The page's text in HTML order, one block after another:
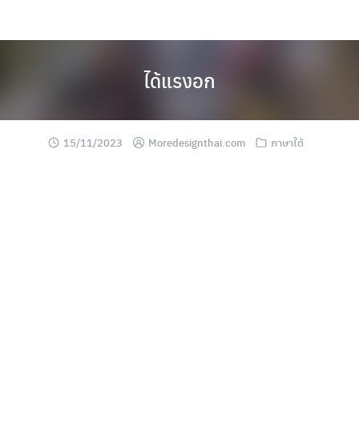
ได้แรงอก
15/11/2023 Moredesignthai.com ภาษาใต้